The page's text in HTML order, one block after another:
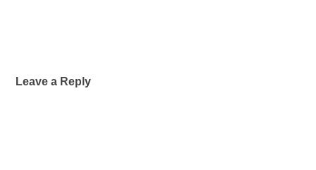
Leave a Reply